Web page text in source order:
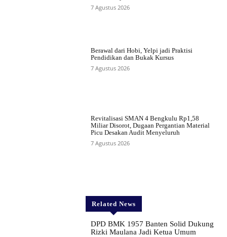
7 Agustus 2026
Berawal dari Hobi, Yelpi jadi Praktisi
Pendidikan dan Bukak Kursus
7 Agustus 2026
Revitalisasi SMAN 4 Bengkulu Rp1,58
Miliar Disorot, Dugaan Pergantian Material
Picu Desakan Audit Menyeluruh
7 Agustus 2026
Related News
DPD BMK 1957 Banten Solid Dukung
Rizki Maulana Jadi Ketua Umum